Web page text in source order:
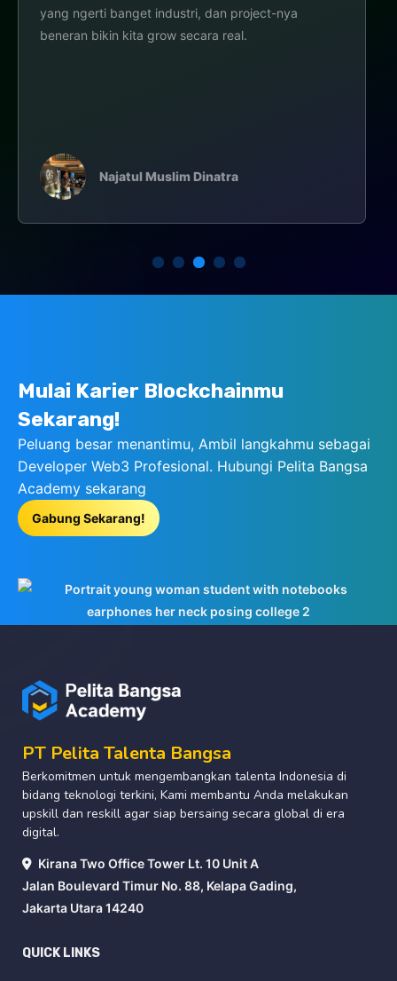
mendapatkan kerja remote Web3 dan juga
memenangkan Hackathon. Truly one of my best
Heinrich Wisesa
Mulai Karier Blockchainmu
Sekarang!
Peluang besar menantimu, Ambil langkahmu sebagai
Developer Web3 Profesional. Hubungi Pelita Bangsa
Academy sekarang
Gabung Sekarang!
PT Pelita Talenta Bangsa
Berkomitmen untuk mengembangkan talenta Indonesia di
bidang teknologi terkini, Kami membantu Anda melakukan
upskill dan reskill agar siap bersaing secara global di era
digital.
Kirana Two Office Tower Lt. 10 Unit A
Jalan Boulevard Timur No. 88, Kelapa Gading,
Jakarta Utara 14240
QUICK LINKS